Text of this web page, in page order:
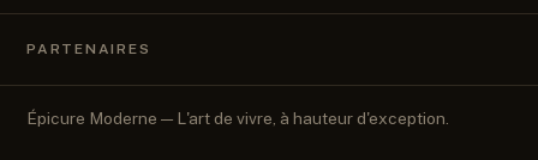
PARTENAIRES
Épicure Moderne — L'art de vivre, à hauteur d'exception.